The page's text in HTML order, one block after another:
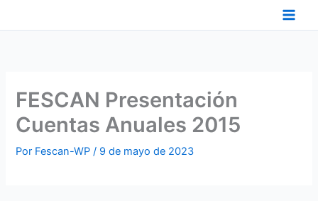
FESCAN Presentación
Cuentas Anuales 2015
Por Fescan-WP/ 9 de mayo de 2023